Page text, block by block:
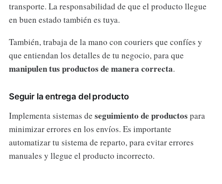
transporte. La responsabilidad de que el producto llegue
en buen estado también es tuya.
También, trabaja de la mano con couriers que confíes y
que entiendan los detalles de tu negocio, para que
manipulen tus productos de manera correcta.
Seguir la entrega del producto
Implementa sistemas de seguimiento de productos para
minimizar errores en los envíos. Es importante
automatizar tu sistema de reparto, para evitar errores
manuales y llegue el producto incorrecto.